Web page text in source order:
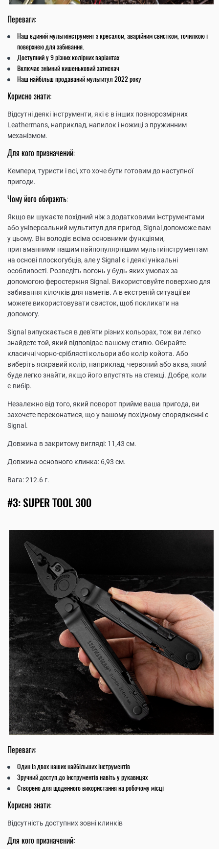
Переваги:
Наш єдиний мультиінструмент з кресалом, аварійним свистком, точилкою і
поверхнею для забивання.
Доступний у 9 різних колірних варіантах
Включає знімний кишеньковий затискач
Наш найбільш продаваний мультитул 2022 року
Корисно знати:
Відсутні деякі інструменти, які є в інших повнорозмірних
Leathermans, наприклад, напилок і ножиці з пружинним
механізмом.
Для кого призначений:
Кемпери, туристи і всі, хто хоче бути готовим до наступної
пригоди.
Чому його обирають:
Якщо ви шукаєте похідний ніж з додатковими інструментами
або універсальний мультитул для пригод, Signal допоможе вам
у цьому. Він володіє всіма основними функціями,
притаманними нашим найпопулярнішим мультиінструментам
на основі плоскогубців, але у Signal є і деякі унікальні
особливості. Розведіть вогонь у будь-яких умовах за
допомогою феростержня Signal. Використовуйте поверхню для
забивання кілочків для наметів. А в екстреній ситуації ви
можете використовувати свисток, щоб покликати на
допомогу.
Signal випускається в дев'яти різних кольорах, тож ви легко
знайдете той, який відповідає вашому стилю. Обирайте
класичні чорно-сріблясті кольори або колір койота. Або
виберіть яскравий колір, наприклад, червоний або аква, який
буде легко знайти, якщо його впустять на стежці. Добре, коли
є вибір.
Незалежно від того, який поворот прийме ваша пригода, ви
захочете переконатися, що у вашому похідному спорядженні є
Signal.
Довжина в закритому вигляді: 11,43 см.
Довжина основного клинка: 6,93 см.
Вага: 212.6 г.
#3: SUPER TOOL 300
Переваги:
Один із двох наших найбільших інструментів
Зручний доступ до інструментів навіть у рукавицях
Створено для щоденного використання на робочому місці
Корисно знати:
Відсутність доступних зовні клинків
Для кого призначений: